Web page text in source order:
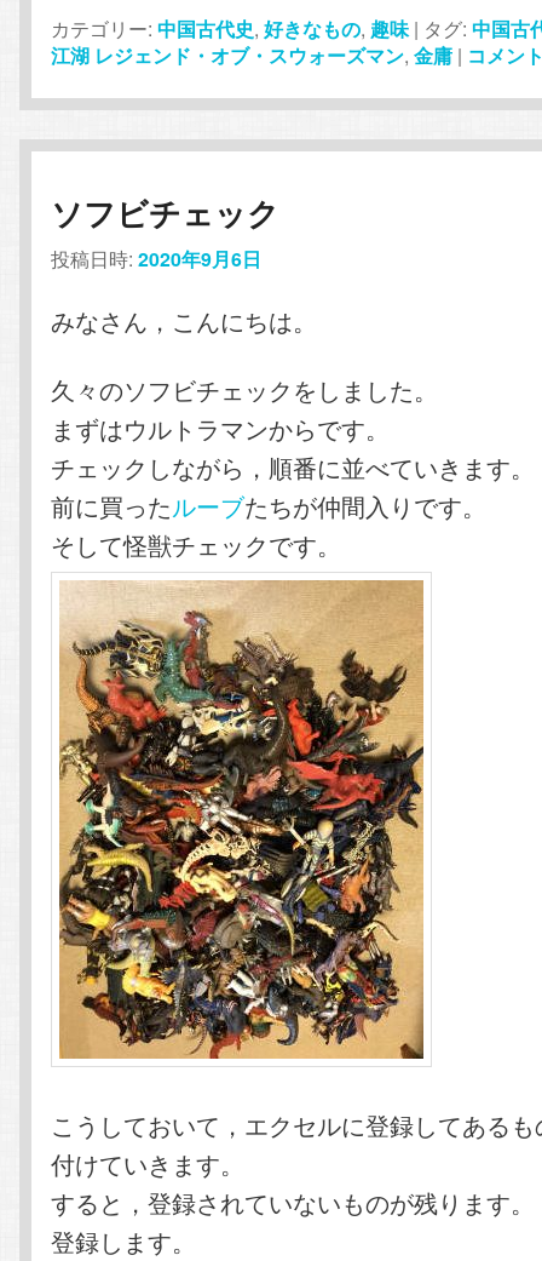
カテゴリー: 中国古代史,好きなもの, 趣味 | タグ: 中国古
江湖 レジェンド・オブ・スウォーズマン,金庸 | コメン
ソフビチェック
投稿日時:2020年9月6日
みなさん，こんにちは。
久々のソフビチェックをしました。
まずはウルトラマンからです。
チェックしながら，順番に並べていきます。
前に買ったルーブたちが仲間入りです。
そして怪獣チェックです。
こうしておいて，エクセルに登録してある
付けていきます。
すると，登録されていないものが残ります。
登録します。